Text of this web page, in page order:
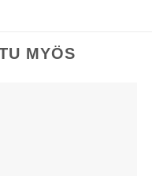
MYÖS